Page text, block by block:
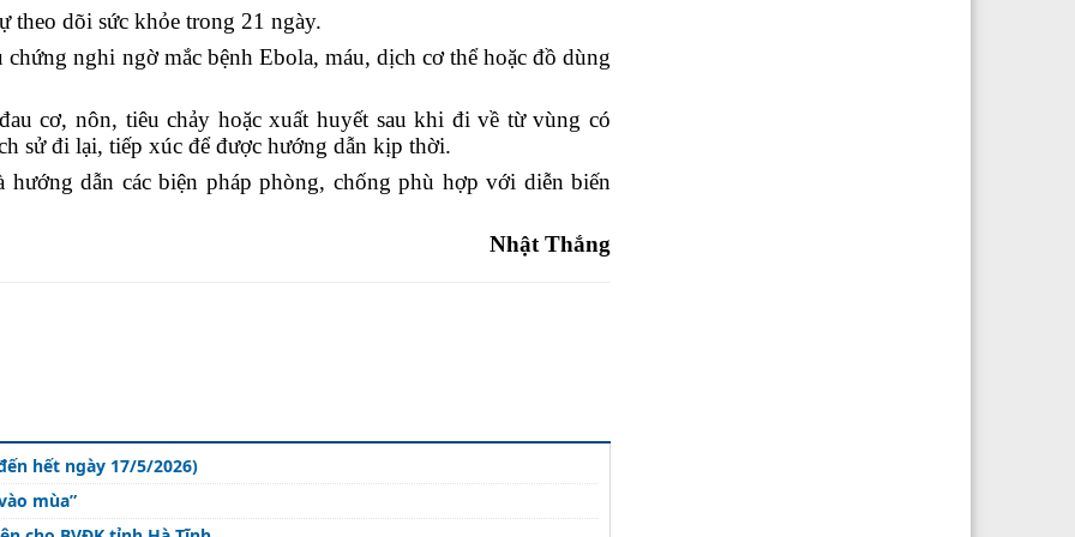
theo dõi sức khỏe trong 21 ngày.
nghi ngờ mắc bệnh Ebola, máu, dịch cơ thể hoặc đồ dùng
cơ, nôn, tiêu chảy hoặc xuất huyết sau khi đi về từ vùng có
sử đi lại, tiếp xúc để được hướng dẫn kịp thời.
dẫn các biện pháp phòng, chống phù hợp với diễn biến
Nhật Thắng
hết ngày 17/5/2026)
mùa”